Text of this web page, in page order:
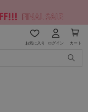
お気に入り ログイン カート